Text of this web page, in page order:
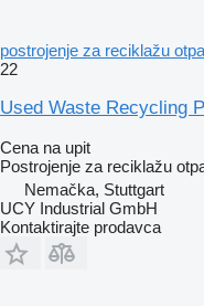
postrojenje za reciklažu
22
Used Waste Recycling
Cena na upit
Postrojenje za reciklažu
Nemačka, Stuttgart
UCY Industrial GmbH
Kontaktirajte prodavca